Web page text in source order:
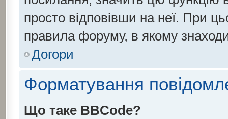
просто відповівши на неї. При
правила форуму, в якому
Догори
Форматування
Що таке BBCode?